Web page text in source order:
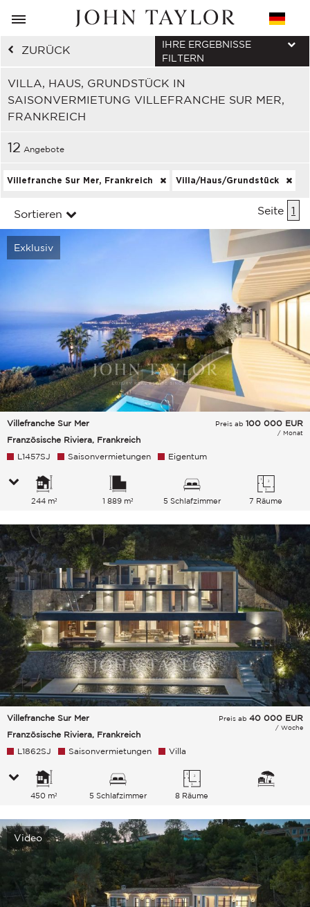
ZURÜCK
VILLA, HAUS, GRUNDSTÜCK IN
SAISONVERMIETUNG VILLEFRANCHE SUR MER,
FRANKREICH
IHRE ERGEBNISSE
FILTERN
12 Angebote
Villefranche Sur Mer, Frankreich Villa/Haus/Grundstück
Sortieren Seite 1
Exklusiv
Villefranche Sur Mer
Französische Riviera, Frankreich
Preis ab 100 000 EUR
/ Monat
L1457SJ Saisonvermietungen Eigentum
244 m² 1 889 m² 5 Schlafzimmer 7 Räume
Villefranche Sur Mer
Französische Riviera, Frankreich
Preis ab 40 000 EUR
/ Woche
L1862SJ Saisonvermietungen Villa
450 m² 5 Schlafzimmer 8 Räume
Video